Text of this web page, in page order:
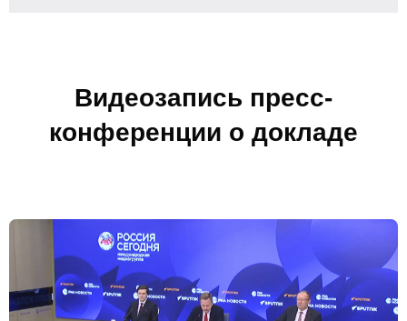
Аспирантура
Обучение
Нормативные документы
Видеозапись пресс-
конференции о докладе